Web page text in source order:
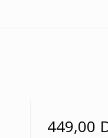
449,00